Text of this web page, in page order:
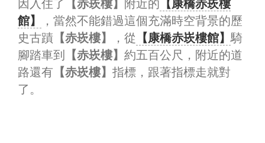
因入住了 【赤崁樓】 附近的 【康橋赤崁樓
館】
，當然不能錯過這個充滿時空背景的歷
史古蹟 【赤崁樓】 ，從 【康橋赤崁樓館】騎
腳踏車到
【赤崁樓】 約五百公尺，附近的道
路還有 【赤崁樓】 指標，跟著指標走就對
了。